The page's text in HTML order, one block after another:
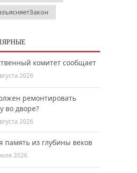
комитет сообщает
2026
ремонтировать
во дворе?
2026
память из глубины веков
2026